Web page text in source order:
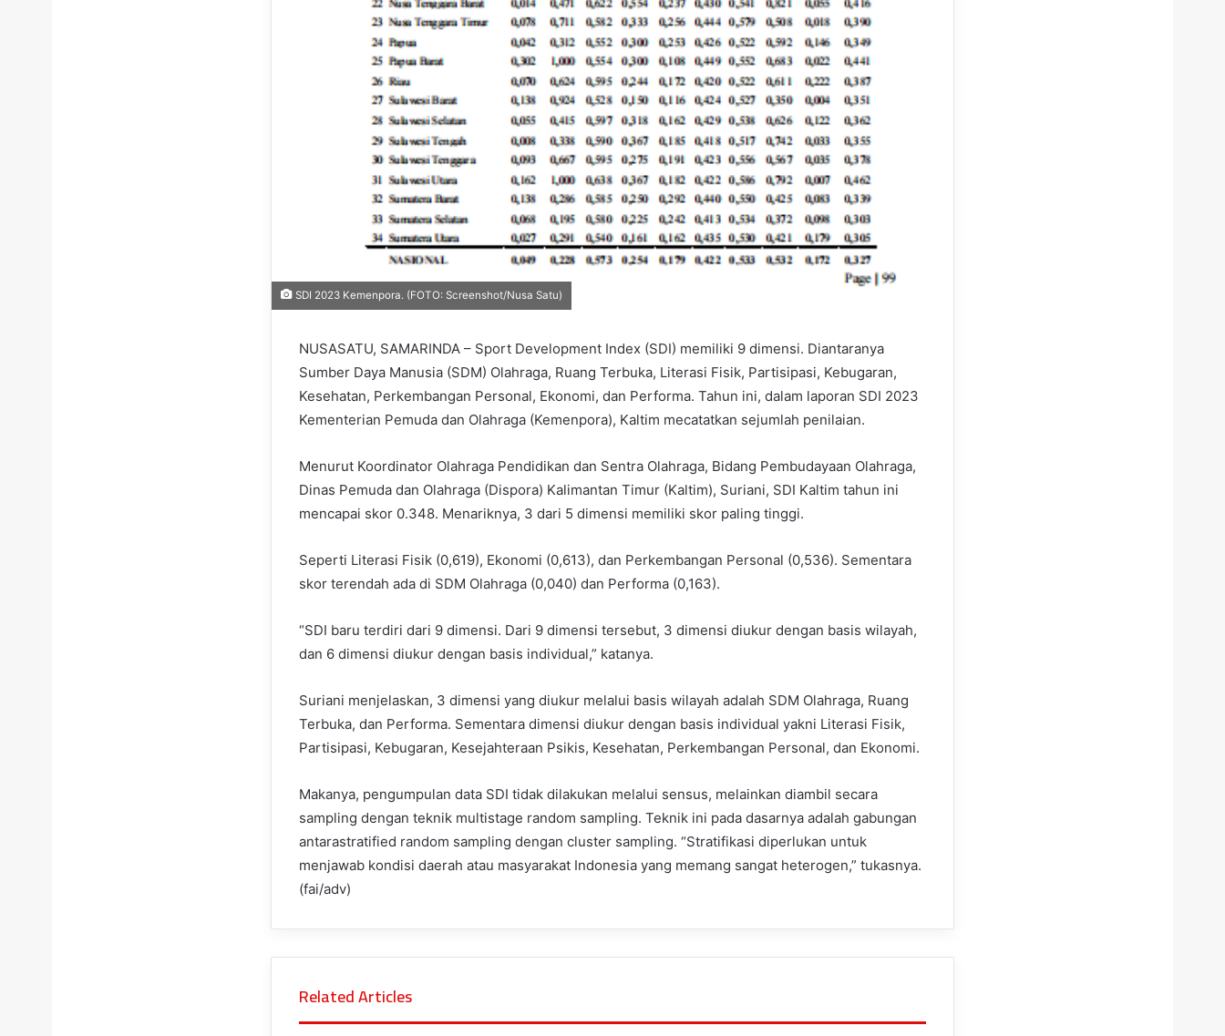
SDI 2023 Kemenpora. (FOTO: Screenshot/Nusa Satu)
NUSASATU, SAMARINDA – Sport Development Index (SDI) memiliki 9 dimensi. Diantaranya
Sumber Daya Manusia (SDM) Olahraga, Ruang Terbuka, Literasi Fisik, Partisipasi, Kebugaran,
Kesehatan, Perkembangan Personal, Ekonomi, dan Performa. Tahun ini, dalam laporan SDI 2023
Kementerian Pemuda dan Olahraga (Kemenpora), Kaltim mecatatkan sejumlah penilaian.
Menurut Koordinator Olahraga Pendidikan dan Sentra Olahraga, Bidang Pembudayaan Olahraga,
Dinas Pemuda dan Olahraga (Dispora) Kalimantan Timur (Kaltim), Suriani, SDI Kaltim tahun ini
mencapai skor 0.348. Menariknya, 3 dari 5 dimensi memiliki skor paling tinggi.
Seperti Literasi Fisik (0,619), Ekonomi (0,613), dan Perkembangan Personal (0,536). Sementara
skor terendah ada di SDM Olahraga (0,040) dan Performa (0,163).
“SDI baru terdiri dari 9 dimensi. Dari 9 dimensi tersebut, 3 dimensi diukur dengan basis wilayah,
dan 6 dimensi diukur dengan basis individual,” katanya.
Suriani menjelaskan, 3 dimensi yang diukur melalui basis wilayah adalah SDM Olahraga, Ruang
Terbuka, dan Performa. Sementara dimensi diukur dengan basis individual yakni Literasi Fisik,
Partisipasi, Kebugaran, Kesejahteraan Psikis, Kesehatan, Perkembangan Personal, dan Ekonomi.
Makanya, pengumpulan data SDI tidak dilakukan melalui sensus, melainkan diambil secara
sampling dengan teknik multistage random sampling. Teknik ini pada dasarnya adalah gabungan
antarastratified random sampling dengan cluster sampling. “Stratifikasi diperlukan untuk
menjawab kondisi daerah atau masyarakat Indonesia yang memang sangat heterogen,” tukasnya.
(fai/adv)
Related Articles